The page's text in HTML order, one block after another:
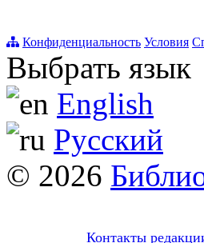
Конфиденциальность Условия
Выбрать язык
English
Русский
© 2026
Контакты